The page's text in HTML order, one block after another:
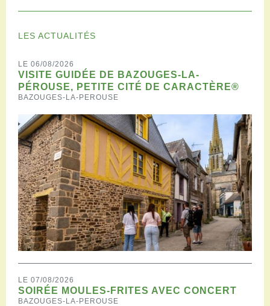
LES ACTUALITÉS
LE 06/08/2026
VISITE GUIDÉE DE BAZOUGES-LA-
PÉROUSE, PETITE CITÉ DE CARACTÈRE®
BAZOUGES-LA-PEROUSE
LE 07/08/2026
SOIRÉE MOULES-FRITES AVEC CONCERT
BAZOUGES-LA-PEROUSE